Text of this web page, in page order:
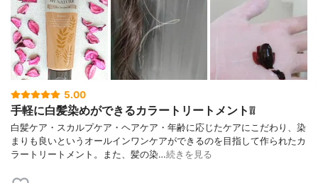
5.00
手軽に白髪染めができるカラートリートメント❕❕
白髪ケア・スカルプケア・ヘアケア・年齢に応じたケアにこだわり、染
まりも良いというオールインワンケアができるのを目指して作られたカ
ラートリートメント。また、髪の染…続きを見る